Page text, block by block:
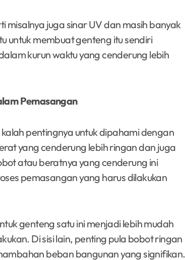
misalnya juga sinar UV dan masih banyak
untuk membuat genteng itu sendiri
kurun waktu yang cenderung lebih
Pemasangan
pentingnya untuk dipahami dengan
yang cenderung lebih ringan dan juga
atau beratnya yang cenderung ini
pemasangan yang harus dilakukan
genteng satu ini menjadi lebih mudah
Di sisi lain, penting pula bobot ringan
beban bangunan yang signifikan.